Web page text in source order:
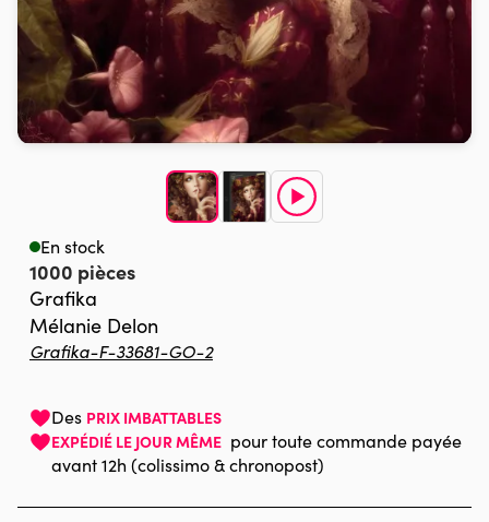
En stock
1000 pièces
Grafika
Mélanie Delon
Grafika-F-33681-GO-2
Des PRIX IMBATTABLES
EXPÉDIÉ LE JOUR MÊME pour toute commande payée
avant 12h (colissimo & chronopost)